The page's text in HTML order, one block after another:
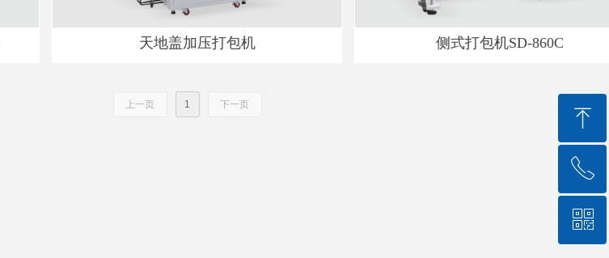
天地盖加压打包机 侧式打包机SD-860C
上一页 1 下一页 ꁸ
回到顶部
ꂅ
18030528647
ꀥ